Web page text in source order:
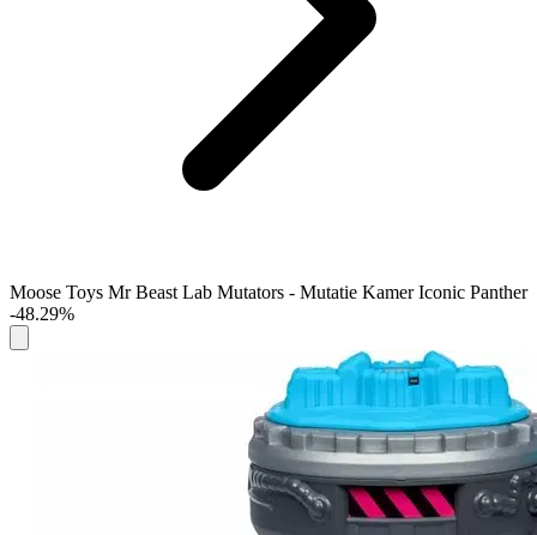
Moose Toys Mr Beast Lab Mutators - Mutatie Kamer Iconic Panther
-48.29%